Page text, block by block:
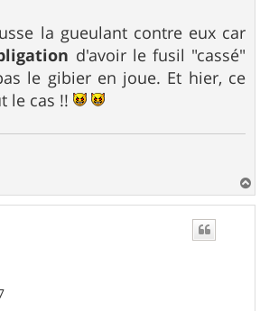
la gueulant contre eux car
d'avoir le fusil "cassé"
le gibier en joue. Et hier, ce
le cas !!
a
u